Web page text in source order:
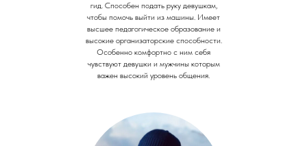
гид. Способен подать руку девушкам,
чтобы помочь выйти из машины. Имеет
высшее педагогическое образование и
высокие организаторские способности.
Особенно комфортно с ним себя
чувствуют девушки и мужчины которым
важен высокий уровень общения.